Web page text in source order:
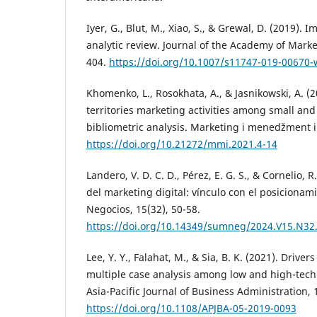
Iyer, G., Blut, M., Xiao, S., & Grewal, D. (2019).
analytic review. Journal of the Academy of
404. https://doi.org/10.1007/s11747-019-00670-
Khomenko, L., Rosokhata, A., & Jasnikowski, A.
territories marketing activities among small
bibliometric analysis. Marketing i menedžment
https://doi.org/10.21272/mmi.2021.4-14
Landero, V. D. C. D., Pérez, E. G. S., & Cornelio,
del marketing digital: vínculo con el
Negocios, 15(32), 50-58.
https://doi.org/10.14349/sumneg/
Lee, Y. Y., Falahat, M., & Sia, B. K. (2021).
multiple case analysis among low and high-
Asia-Pacific Journal of Business Administration,
https://doi.org/10.1108/APJBA-05-2019-0093